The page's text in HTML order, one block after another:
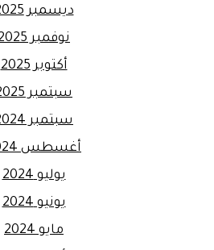
ديسمبر 2025
نوفمبر 2025
أكتوبر 2025
سبتمبر 2025
سبتمبر 2024
أغسطس 2024
يوليو 2024
يونيو 2024
مايو 2024